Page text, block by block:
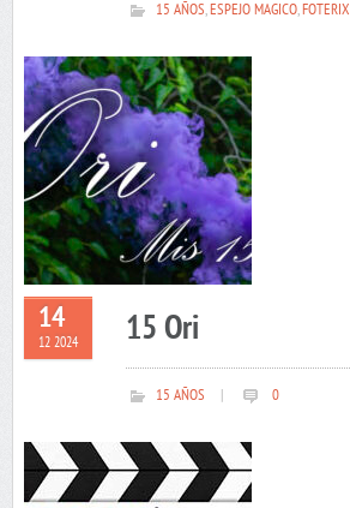
15 AÑOS,ESPEJO MAGICO,FOTERIX
14
12 2024 15 Ori
15 AÑOS 0